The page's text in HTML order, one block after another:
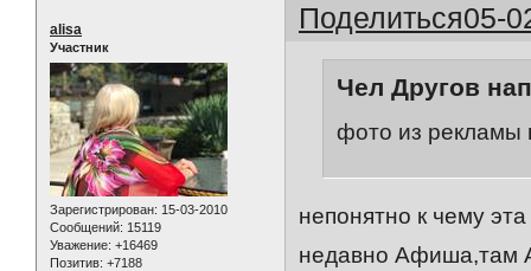
Поделиться05-
alisa
Участник
Зарегистрирован: 15-03-2010
Сообщений: 15119
Уважение: +16469
Позитив: +7188
Чел Другов
фото из рекламы
непонятно к чему
недавно Афиша,там